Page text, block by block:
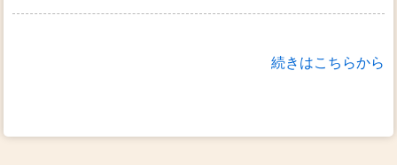
続きはこちらから